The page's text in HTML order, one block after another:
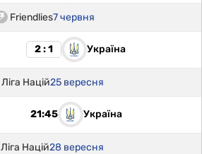
Friendlies7 червня
2 : 1 Україна
Ліга Націй25 вересня
21:45 Україна
Ліга Націй28 вересня